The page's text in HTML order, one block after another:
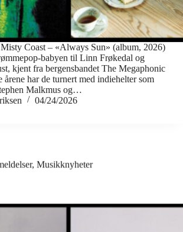
Misty Coast – «Always Sun» (album, 2026)
babyen til Linn Frøkedal og
kjent fra bergensbandet The Megaphonic
årene har de turnert med indiehelter som
Malkmus og…
04/24/2026
, Musikknyheter